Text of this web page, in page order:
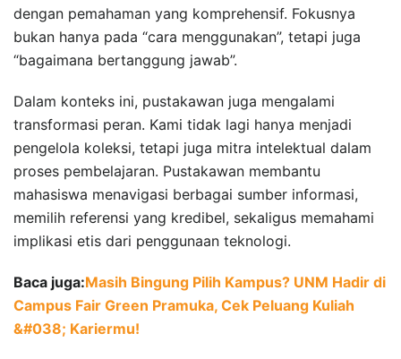
dengan pemahaman yang komprehensif. Fokusnya
bukan hanya pada “cara menggunakan”, tetapi juga
“bagaimana bertanggung jawab”.
Dalam konteks ini, pustakawan juga mengalami
transformasi peran. Kami tidak lagi hanya menjadi
pengelola koleksi, tetapi juga mitra intelektual dalam
proses pembelajaran. Pustakawan membantu
mahasiswa menavigasi berbagai sumber informasi,
memilih referensi yang kredibel, sekaligus memahami
implikasi etis dari penggunaan teknologi.
Baca juga:Masih Bingung Pilih Kampus? UNM Hadir di
Campus Fair Green Pramuka, Cek Peluang Kuliah
&#038; Kariermu!